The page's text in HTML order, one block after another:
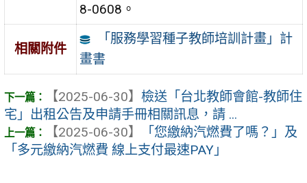
8-0608。
相關附件
「服務學習種子教師培訓計畫」計
畫書
【2025-06-30】 檢送「台北教師會館-教師住
宅」出租公告及申請手冊相關訊息，請 ...
【2025-06-30】
「您繳納汽燃費了嗎？」及
「多元繳納汽燃費 線上支付最速PAY」